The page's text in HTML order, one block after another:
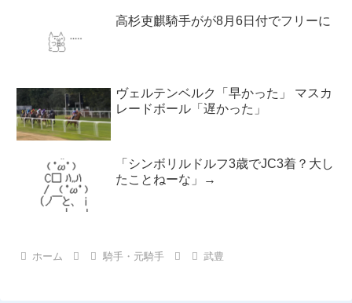
高杉吏麒騎手がが8月6日付でフリーに
ヴェルテンベルク「早かった」 マスカ
レードボール「遅かった」
「シンボリルドルフ3歳でJC3着？大し
たことねーな」→
ホーム 騎手・元騎手 武豊